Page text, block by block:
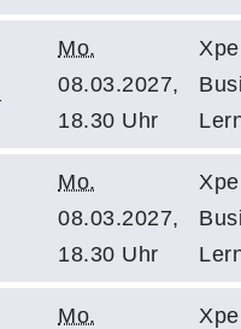
Mo.
08.03.2027,
18.30 Uhr
Mo.
08.03.2027,
18.30 Uhr
Mo.